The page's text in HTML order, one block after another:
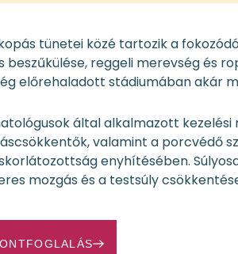
tünetei közé tartozik a
beszűkülése, reggeli merevség és
előrehaladott stádiumában akár
által alkalmazott
valamint a porcvédő
enyhítésében.
mozgás és a testsúly